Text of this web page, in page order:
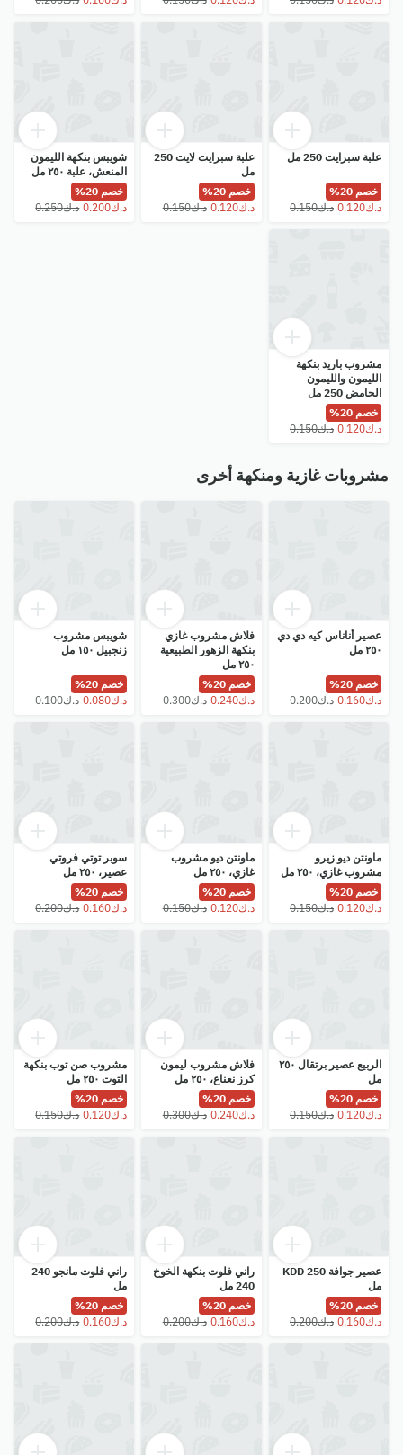
علبة سبرايت 250 مل
خصم 20%
علبة سبرايت لايت 250
مل
خصم 20%
⁦د.ك0.120⁩
⁦د.ك0.150⁩
شويبس بنكهة الليمون
المنعش، علبة ٢٥٠ مل
خصم 20%
⁦د.ك0.250⁩
مشروب باريد بنكهة
الليمون والليمون
الحامض 250 مل
خصم 20%
مشروبات غازية ومنكهة أخرى
عصير أناناس كيه دي دي
٢٥٠ مل
خصم 20%
فلاش مشروب غازي
بنكهة الزهور الطبيعية
٢٥٠ مل
خصم 20%
⁦د.ك0.240⁩
⁦د.ك0.300⁩
شويبس مشروب
زنجبيل ١٥٠ مل
خصم 20%
⁦د.ك0.100⁩
ماونتن ديو زيرو
مشروب غازي، ٢٥٠ مل
خصم 20%
ماونتن ديو مشروب
غازي، ٢٥٠ مل
خصم 20%
⁦د.ك0.120⁩
⁦د.ك0.150⁩
سوبر توتي فروتي
عصير، ٢٥٠ مل
خصم 20%
⁦د.ك0.200⁩
الربيع عصير برتقال ٢٥٠
مل
خصم 20%
فلاش مشروب ليمون
كرز نعناع، ٢٥٠ مل
خصم 20%
⁦د.ك0.240⁩
⁦د.ك0.300⁩
مشروب صن توب بنكهة
التوت ٢٥٠ مل
خصم 20%
⁦د.ك0.150⁩
عصير جوافة KDD 250
مل
خصم 20%
راني فلوت بنكهة الخوخ
240 مل
خصم 20%
⁦د.ك0.160⁩
⁦د.ك0.200⁩
راني فلوت مانجو 240
مل
خصم 20%
⁦د.ك0.200⁩